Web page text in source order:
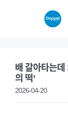
배 갈아타는
의 떡’
2026-04-20